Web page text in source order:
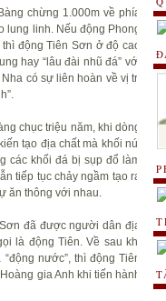
chừng 1.000m về phía
lung linh. Nếu động Phong
động Tiên Sơn ở độ cao
hay “lâu đài nhũ đá” với
có sự liên hoàn về vị trí
chục triệu năm, khi dòng
tạo địa chất mà khối núi
các khối đá bị sụp đổ làm
tiếp tục chảy ngầm tạo ra
ăn thông với nhau.
đã được người dân địa
là động Tiên. Về sau khi
nước”, thì động Tiên
gia Anh khi tiến hành